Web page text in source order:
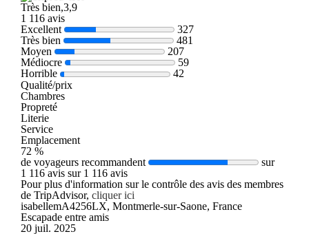
Très bien,3,9
1 116 avis
Excellent
327
Très bien
481
Moyen
207
Médiocre
59
Horrible
42
Qualité/prix
Chambres
Propreté
Literie
Service
Emplacement
72 %
de voyageurs recommandent
sur
1 116 avis sur 1 116 avis
Pour plus d'information sur le contrôle des avis des membres
de TripAdvisor, cliquer ici
isabellemA4256LX, Montmerle-sur-Saone, France
Escapade entre amis
20 juil. 2025